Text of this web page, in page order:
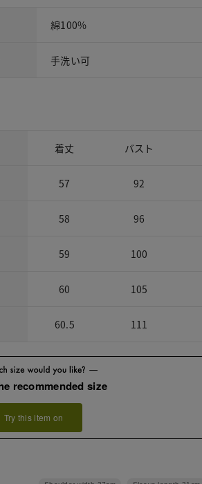
綿100%
手洗い可
着丈 バスト
57 92
58 96
59 100
60 105
60.5 111
recommended size
Try this item on